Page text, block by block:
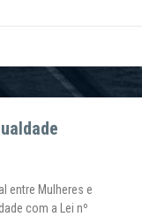
entre Mulheres e
com a Lei nº